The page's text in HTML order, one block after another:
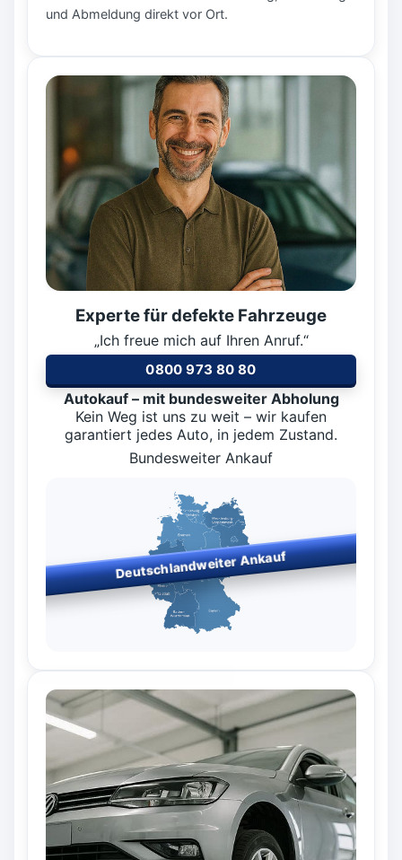
und Abmeldung direkt vor Ort.
Experte für defekte Fahrzeuge
„Ich freue mich auf Ihren Anruf.“
0800 973 80 80
Autokauf – mit bundesweiter Abholung
Kein Weg ist uns zu weit – wir kaufen
garantiert jedes Auto, in jedem Zustand.
Bundesweiter Ankauf
Deutschlandweiter Ankauf
Bundesländern